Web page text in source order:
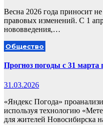
Весна 2026 года приносит
правовых изменений. С 1
нововведения,…
Общество
Прогноз погоды с 31 марта
31.03.2026
«Яндекс Погода»
используя технологию
для жителей Новосибирска